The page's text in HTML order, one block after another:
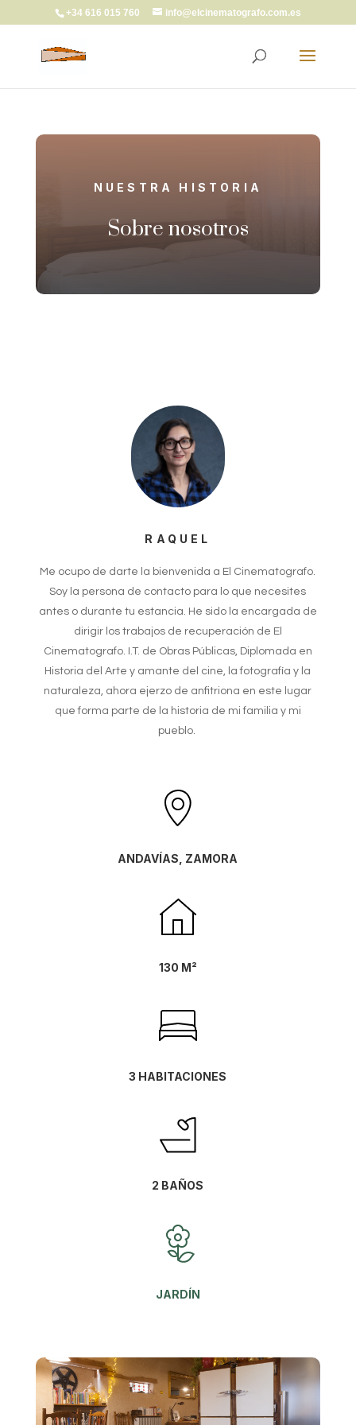
+34 616 015 760 info@elcinematografo.com.es
NUESTRA HISTORIA
Sobre nosotros
RAQUEL
Me ocupo de darte la bienvenida a El Cinematografo.
Soy la persona de contacto para lo que necesites
antes o durante tu estancia. He sido la encargada de
dirigir los trabajos de recuperación de El
Cinematografo. I.T. de Obras Públicas, Diplomada en
Historia del Arte y amante del cine, la fotografía y la
naturaleza, ahora ejerzo de anfitriona en este lugar
que forma parte de la historia de mi familia y mi
pueblo.
ANDAVÍAS, ZAMORA
130 M²
3 HABITACIONES
2 BAÑOS
JARDÍN